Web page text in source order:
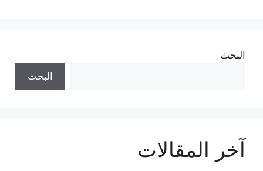
البحث
البحث
آخر المقالات